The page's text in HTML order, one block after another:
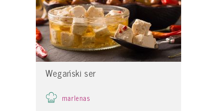
Wegański ser
marlenas